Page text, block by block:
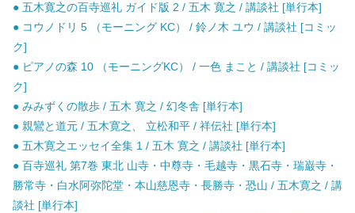
● 五木寛之の百寺巡礼 ガイド版 2 / 五木 寛之 / 講談社 [単行本]
● コウノドリ 5 （モーニング KC） / 鈴ノ木 ユウ / 講談社 [コミッ
ク]
● ピアノの森 10 （モーニングKC） / 一色 まこと / 講談社 [コミッ
ク]
● みみずくの散歩 / 五木 寛之 / 幻冬舎 [単行本]
● 親鸞と道元 / 五木寛之、 立松和平 / 祥伝社 [単行本]
● 五木寛之エッセイ全集 1 / 五木 寛之 / 講談社 [単行本]
● 百寺巡礼 第7巻 東北 山寺・中尊寺・毛越寺・黒石寺・瑞巌寺・
勝常寺・白水阿弥陀堂・本山慈恩寺・長勝寺・恐山 / 五木寛之 / 講
談社 [単行本]